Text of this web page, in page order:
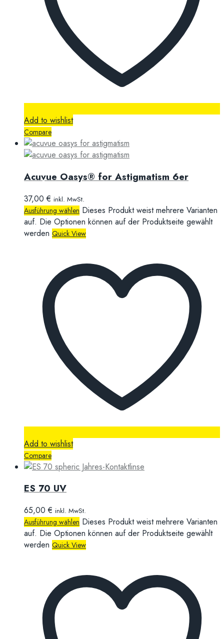
Add to wishlist
Compare
Acuvue Oasys® for Astigmatism 6er
37,00€ inkl. MwSt.
Ausführung wählen Dieses Produkt weist mehrere Varianten
auf. Die Optionen können auf der Produktseite gewählt
werden Quick View
Add to wishlist
Compare
ES 70 UV
65,00€ inkl. MwSt.
Ausführung wählen Dieses Produkt weist mehrere Varianten
auf. Die Optionen können auf der Produktseite gewählt
werden Quick View